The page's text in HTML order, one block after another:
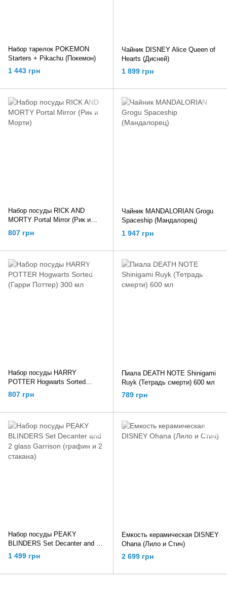
Набор тарелок POKEMON
Starters + Pikachu (Покемон)
1 443 грн
Чайник DISNEY Alice Queen of
Hearts (Дисней)
1 899 грн
Набор посуды RICK AND
MORTY Portal Mirror (Рик и
Морти)
807 грн
Чайник MANDALORIAN Grogu
Spaceship (Мандалорец)
1 947 грн
Набор посуды HARRY
POTTER Hogwarts Sorted
(Гарри Поттер) 300 мл
807 грн
Пиала DEATH NOTE Shinigami
Ruyk (Тетрадь смерти) 600 мл
789 грн
Набор посуды PEAKY
BLINDERS Set Decanter and 2
glass Garrison (графин и 2
стакана)
1 499 грн
Емкость керамическая DISNEY
Ohana (Лило и Стич)
2 699 грн